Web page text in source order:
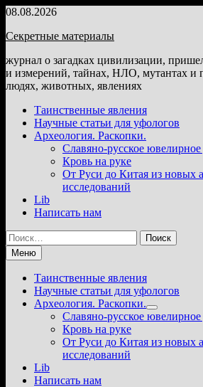
Перейти
содержимому
08.08.2026
Секретные материалы
журнал о загадках цивилизации,
и измерений, тайнах, НЛО, мутантах и
людях, животных, явлениях
Таинственные явления
Научные статьи для уфологов
Археология. Раскопки.
Славяно-русское ювелирное
Кровь на руке
От Руси до Китая из новых
исследований
Lib
Написать нам
Найти:
Меню
Таинственные явления
Научные статьи для уфологов
Археология. Раскопки.
Показать
подменю
Славяно-русское ювелирное
Кровь на руке
От Руси до Китая из новых
исследований
Lib
Написать нам